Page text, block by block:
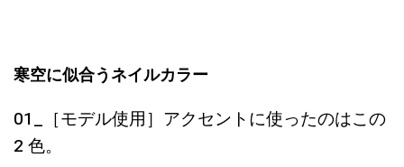
寒空に似合うネイルカラー
01_［モデル使用］アクセントに使ったのはこの
2 色。